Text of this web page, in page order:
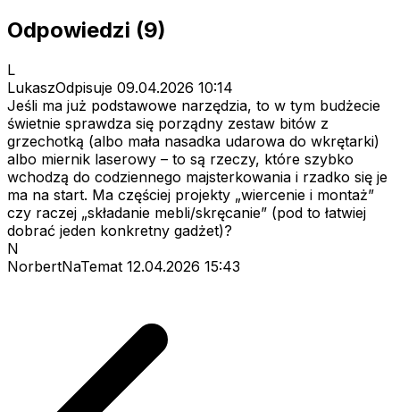
Odpowiedzi (9)
L
LukaszOdpisuje 09.04.2026 10:14
Jeśli ma już podstawowe narzędzia, to w tym budżecie
świetnie sprawdza się porządny zestaw bitów z
grzechotką (albo mała nasadka udarowa do wkrętarki)
albo miernik laserowy – to są rzeczy, które szybko
wchodzą do codziennego majsterkowania i rzadko się je
ma na start. Ma częściej projekty „wiercenie i montaż”
czy raczej „składanie mebli/skręcanie” (pod to łatwiej
dobrać jeden konkretny gadżet)?
N
NorbertNaTemat 12.04.2026 15:43